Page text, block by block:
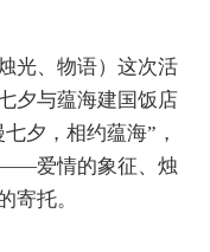
光、物语）这次活
夕与蕴海建国饭店
夕，相约蕴海”，
——爱情的象征、烛
托。